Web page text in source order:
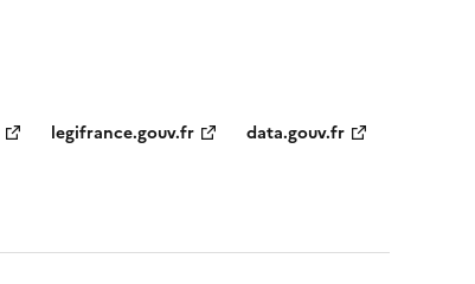
legifrance.gouv.fr data.gouv.fr